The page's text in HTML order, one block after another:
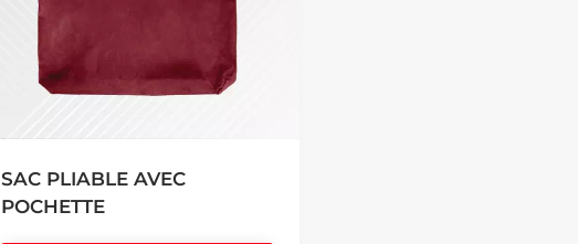
SAC PLIABLE AVEC
POCHETTE